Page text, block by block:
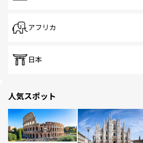
アフリカ
日本
人気スポット